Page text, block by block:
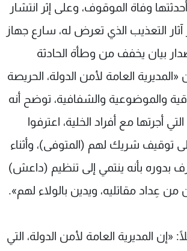
وفاة الموقوف، وعلى إثر انتشار
التعذيب الذي تعرض له، سارع جهاز
بيان يخفف من وطأة الحادثة
«المديرية العامة لأمن الدولة، الحريصة
والموضوعية والشفافية، توضح أنه
أجرتها مع أفراد الخلية، اعترفوا
توقيف شريك لهم (المتوفى)، وأثناء
بدوره بأنه ينتمي إلى تنظيم (داعش)
من عِداد مقاتليه، ويدين بالولاء لهم».
«إن المديرية العامة لأمن الدولة، التي